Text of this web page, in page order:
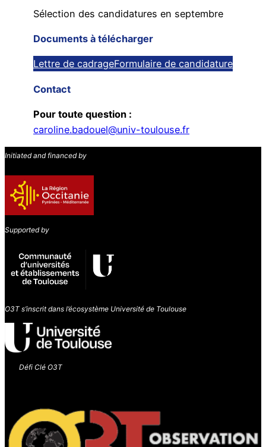
Sélection des candidatures en septembre
Documents à télécharger
Lettre de cadrageFormulaire de candidature
Contact
Pour toute question :
caroline.badouel@univ-toulouse.fr
Initiated and financed by
Supported by
O3T s’inscrit dans l’écosystème Université de Toulouse
Défi Clé O3T